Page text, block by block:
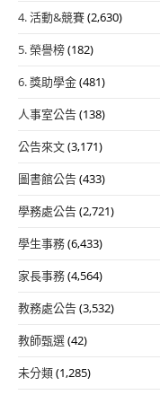
4. 活動&競賽(2,630)
5. 榮譽榜(182)
6. 獎助學金(481)
人事室公告(138)
公告來文(3,171)
圖書館公告(433)
學務處公告(2,721)
學生事務(6,433)
家長事務(4,564)
教務處公告(3,532)
教師甄選(42)
未分類(1,285)